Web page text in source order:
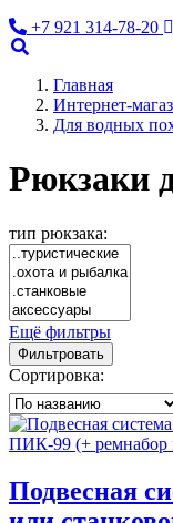
+7 921 314-78-20
Главная
Интернет-
Для водных
Рюкзаки
тип рюкзака:
Ещё фильтры
Фильтровать
Сортировка:
Подвесная